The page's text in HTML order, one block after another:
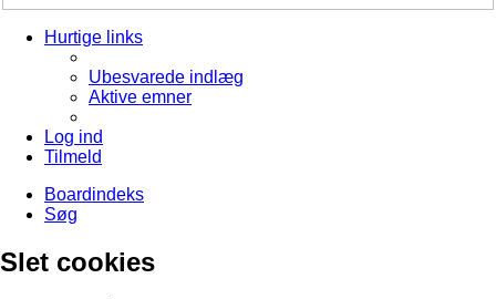
Hurtige links
Ubesvarede indlæg
Aktive emner
Log ind
Tilmeld
Boardindeks
Søg
Slet cookies